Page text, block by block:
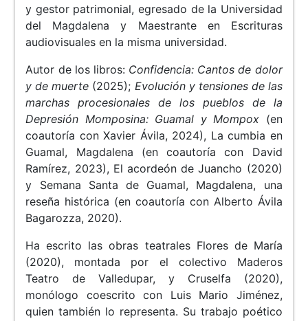
y gestor patrimonial, egresado de la Universidad
del Magdalena y Maestrante en Escrituras
audiovisuales en la misma universidad.
Autor de los libros: Confidencia: Cantos de dolor
y de muerte (2025); Evolución y tensiones de las
marchas procesionales de los pueblos de la
Depresión Momposina: Guamal y Mompox (en
coautoría con Xavier Ávila, 2024), La cumbia en
Guamal, Magdalena (en coautoría con David
Ramírez, 2023), El acordeón de Juancho (2020)
y Semana Santa de Guamal, Magdalena, una
reseña histórica (en coautoría con Alberto Ávila
Bagarozza, 2020).
Ha escrito las obras teatrales Flores de María
(2020), montada por el colectivo Maderos
Teatro de Valledupar, y Cruselfa (2020),
monólogo coescrito con Luis Mario Jiménez,
quien también lo representa. Su trabajo poético